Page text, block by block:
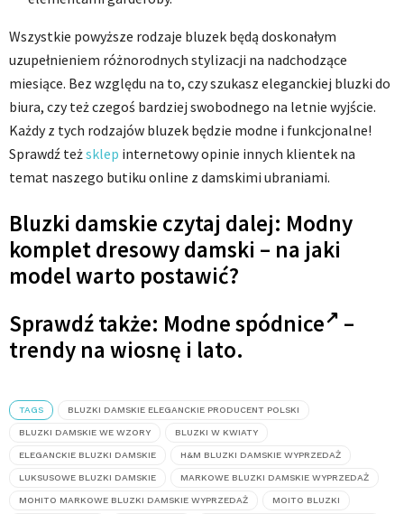
Wszystkie powyższe rodzaje bluzek będą doskonałym
uzupełnieniem różnorodnych stylizacji na nadchodzące
miesiące. Bez względu na to, czy szukasz eleganckiej bluzki do
biura, czy też czegoś bardziej swobodnego na letnie wyjście.
Każdy z tych rodzajów bluzek będzie modne i funkcjonalne!
Sprawdź teżsklep internetowy opinie innych klientek na
temat naszego butiku online z damskimi ubraniami.
Bluzki damskie czytaj dalej: Modny
komplet dresowy damski – na jaki
model warto postawić?
Sprawdź także: Modne spódnice
–
trendy na wiosnę i lato.
TAGS BLUZKI DAMSKIE ELEGANCKIE PRODUCENT POLSKI
BLUZKI DAMSKIE WE WZORY BLUZKI W KWIATY
ELEGANCKIE BLUZKI DAMSKIE H&M BLUZKI DAMSKIE WYPRZEDAŻ
LUKSUSOWE BLUZKI DAMSKIE MARKOWE BLUZKI DAMSKIE WYPRZEDAŻ
MOHITO MARKOWE BLUZKI DAMSKIE WYPRZEDAŻ MOITO BLUZKI